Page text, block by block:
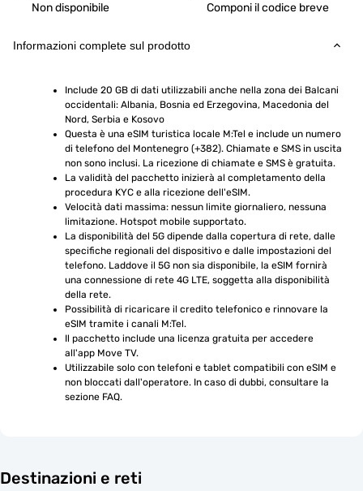
Non disponibile Componi il codice breve
Informazioni complete sul prodotto
Include 20 GB di dati utilizzabili anche nella zona dei Balcani
occidentali: Albania, Bosnia ed Erzegovina, Macedonia del
Nord, Serbia e Kosovo
Questa è una eSIM turistica locale M:Tel e include un numero
di telefono del Montenegro (+382). Chiamate e SMS in uscita
non sono inclusi. La ricezione di chiamate e SMS è gratuita.
La validità del pacchetto inizierà al completamento della
procedura KYC e alla ricezione dell'eSIM.
Velocità dati massima: nessun limite giornaliero, nessuna
limitazione. Hotspot mobile supportato.
La disponibilità del 5G dipende dalla copertura di rete, dalle
specifiche regionali del dispositivo e dalle impostazioni del
telefono. Laddove il 5G non sia disponibile, la eSIM fornirà
una connessione di rete 4G LTE, soggetta alla disponibilità
della rete.
Possibilità di ricaricare il credito telefonico e rinnovare la
eSIM tramite i canali M:Tel.
Il pacchetto include una licenza gratuita per accedere
all'app Move TV.
Utilizzabile solo con telefoni e tablet compatibili con eSIM e
non bloccati dall'operatore. In caso di dubbi, consultare la
sezione FAQ.
Destinazioni e reti